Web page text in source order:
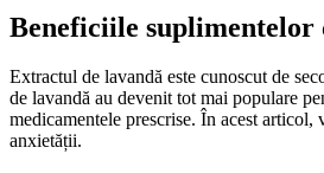
Beneficiile suplimentelor
Extractul de lavandă este cunoscut de secole pentru proprietățile sale calmante și relaxante. În ultimii ani, suplimentele cu extract
de lavandă au devenit tot mai populare
medicamentele prescrise. În acest
anxietății.